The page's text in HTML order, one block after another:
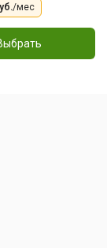
/мес